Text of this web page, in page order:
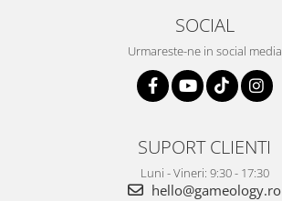
SOCIAL
Urmareste-ne in social media
SUPORT CLIENTI
Luni - Vineri: 9:30 - 17:30
hello@gameology.ro